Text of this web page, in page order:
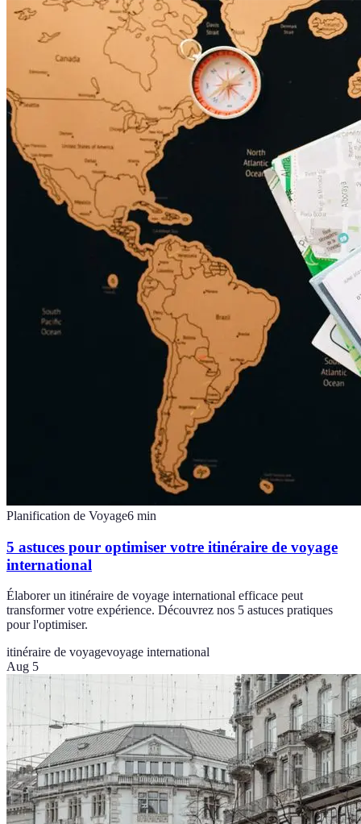
Planification de Voyage6 min
5 astuces pour optimiser votre itinéraire de voyage
international
Élaborer un itinéraire de voyage international efficace peut
transformer votre expérience. Découvrez nos 5 astuces pratiques
pour l'optimiser.
itinéraire de voyagevoyage international
Aug 5